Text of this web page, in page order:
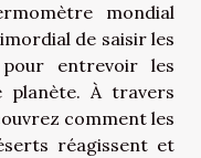
mondial
de saisir les
entrevoir les
planète. À travers
comment les
réagissent et